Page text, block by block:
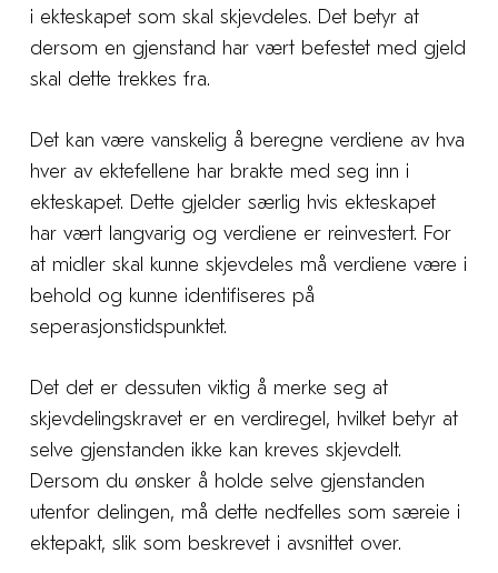
i ekteskapet som skal skjevdeles. Det betyr at
dersom en gjenstand har vært befestet med gjeld
skal dette trekkes fra.
Det kan være vanskelig å beregne verdiene av hva
hver av ektefellene har brakte med seg inn i
ekteskapet. Dette gjelder særlig hvis ekteskapet
har vært langvarig og verdiene er reinvestert. For
at midler skal kunne skjevdeles må verdiene være i
behold og kunne identifiseres på
seperasjonstidspunktet.
Det det er dessuten viktig å merke seg at
skjevdelingskravet er en verdiregel, hvilket betyr at
selve gjenstanden ikke kan kreves skjevdelt.
Dersom du ønsker å holde selve gjenstanden
utenfor delingen, må dette nedfelles som særeie i
ektepakt, slik som beskrevet i avsnittet over.